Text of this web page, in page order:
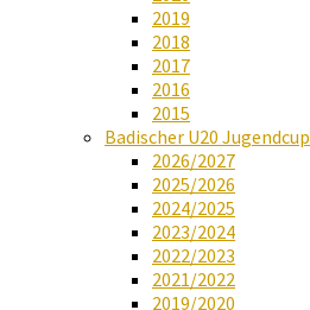
2019
2018
2017
2016
2015
Badischer U20 Jugendcup
2026/2027
2025/2026
2024/2025
2023/2024
2022/2023
2021/2022
2019/2020